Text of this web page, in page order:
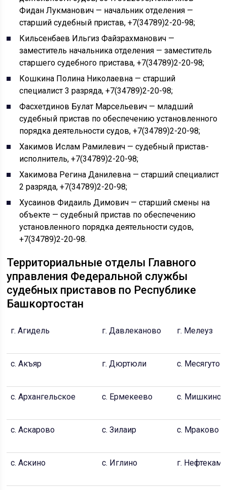
Фидан Лукманович — начальник отделения —
старший судебный пристав, +7(34789)2-20-98;
Кильсенбаев Ильгиз Файзрахманович —
заместитель начальника отделения — заместитель
старшего судебного пристава, +7(34789)2-20-98;
Кошкина Полина Николаевна — старший
специалист 3 разряда, +7(34789)2-20-98;
Фасхетдинов Булат Марсельевич — младший
судебный пристав по обеспечению установленного
порядка деятельности судов, +7(34789)2-20-98;
Хакимов Ислам Рамилевич — судебный пристав-
исполнитель, +7(34789)2-20-98;
Хакимова Регина Данилевна — старший специалист
2 разряда, +7(34789)2-20-98;
Хусаинов Фидаиль Димович — старший смены на
объекте — судебный пристав по обеспечению
установленного порядка деятельности судов,
+7(34789)2-20-98.
Территориальные отделы Главного
управления Федеральной службы
судебных приставов по Республике
Башкортостан
г. Агидель г. Давлеканово г. Мелеуз
с. Акъяр г. Дюртюли с.
с. Архангельское с. Ермекеево с. Мишкино
с. Аскарово с. Зилаир с. Мраково
с. Аскино с. Иглино г.